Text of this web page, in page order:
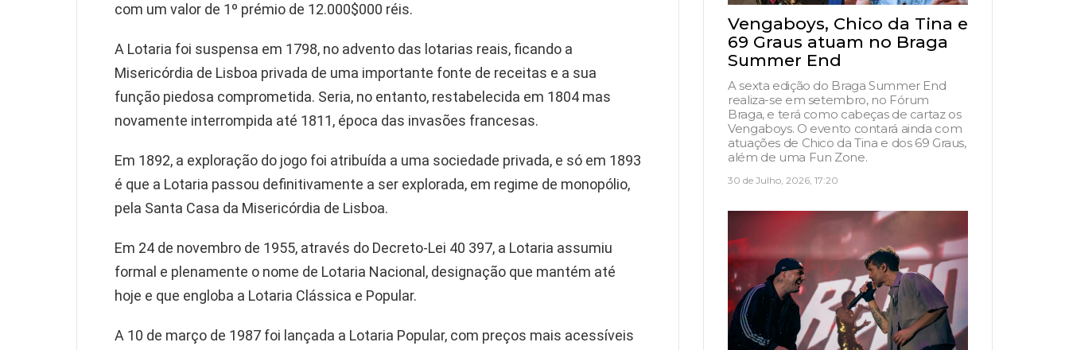
com um valor de 1º prémio de 12.000$000 réis.
A Lotaria foi suspensa em 1798, no advento das lotarias reais, ficando a
Misericórdia de Lisboa privada de uma importante fonte de receitas e a sua
função piedosa comprometida. Seria, no entanto, restabelecida em 1804 mas
novamente interrompida até 1811, época das invasões francesas.
Em 1892, a exploração do jogo foi atribuída a uma sociedade privada, e só em 1893
é que a Lotaria passou definitivamente a ser explorada, em regime de monopólio,
pela Santa Casa da Misericórdia de Lisboa.
Em 24 de novembro de 1955, através do Decreto-Lei 40 397, a Lotaria assumiu
formal e plenamente o nome de Lotaria Nacional, designação que mantém até
hoje e que engloba a Lotaria Clássica e Popular.
A 10 de março de 1987 foi lançada a Lotaria Popular, com preços mais acessíveis
Vengaboys, Chico da Tina e
69 Graus atuam no Braga
Summer End
A sexta edição do Braga Summer End
realiza-se em setembro, no Fórum
Braga, e terá como cabeças de cartaz os
Vengaboys. O evento contará ainda com
atuações de Chico da Tina e dos 69 Graus,
além de uma Fun Zone.
30 de Julho, 2026, 17:20